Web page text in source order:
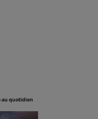
au quotidien